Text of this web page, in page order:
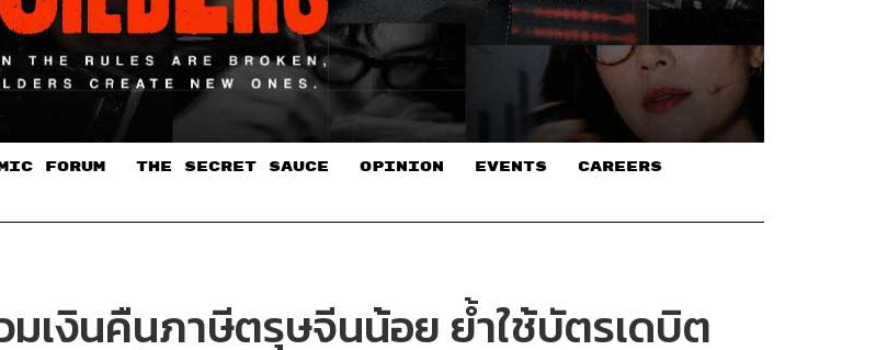
FORUM THE SECRET SAUCE​ OPINION EVENTS CAREERS
เงินคืนภาษีตรุษจีนน้อย ย้ำใช้บัตรเดบิต